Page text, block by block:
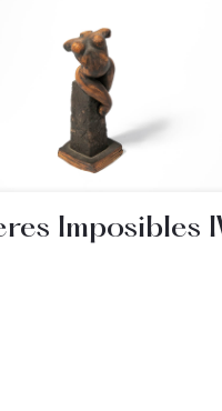
Imposibles